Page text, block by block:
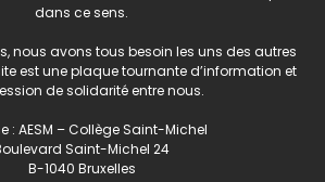
dans ce sens.
nous avons tous besoin les uns des autres
est une plaque tournante d’information et
de solidarité entre nous.
: AESM – Collège Saint-Michel
Saint-Michel 24
B-1040 Bruxelles